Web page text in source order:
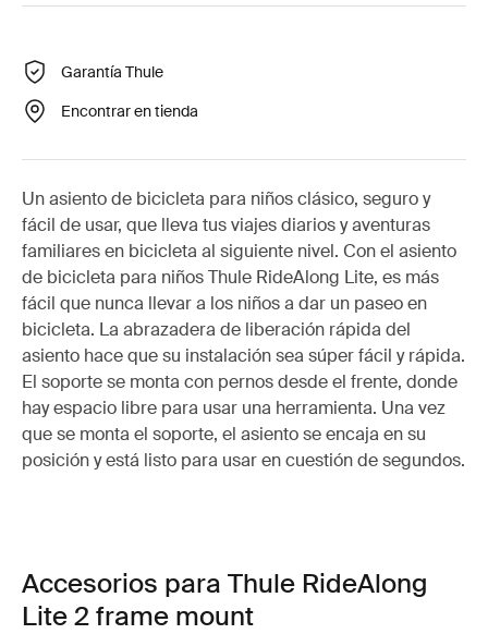
Garantía Thule
Encontrar en tienda
Un asiento de bicicleta para niños clásico, seguro y
fácil de usar, que lleva tus viajes diarios y aventuras
familiares en bicicleta al siguiente nivel. Con el asiento
de bicicleta para niños Thule RideAlong Lite, es más
fácil que nunca llevar a los niños a dar un paseo en
bicicleta. La abrazadera de liberación rápida del
asiento hace que su instalación sea súper fácil y rápida.
El soporte se monta con pernos desde el frente, donde
hay espacio libre para usar una herramienta. Una vez
que se monta el soporte, el asiento se encaja en su
posición y está listo para usar en cuestión de segundos.
Accesorios para Thule RideAlong
Lite 2 frame mount